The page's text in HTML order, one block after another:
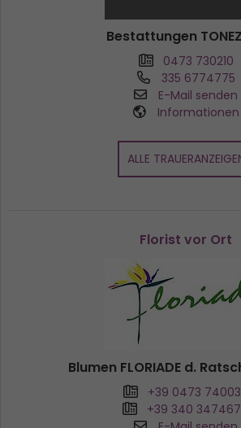
Bestattungen
0473 730210
335 6774775
E-Mail senden
Informationen
ALLE
Florist vor Ort
Blumen FLORIADE d.
+39 0473
+39 340